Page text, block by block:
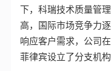
下，科瑞技术质量管
高，国际市场竞争力
响应客户需求，公司
菲律宾设立了分支机构